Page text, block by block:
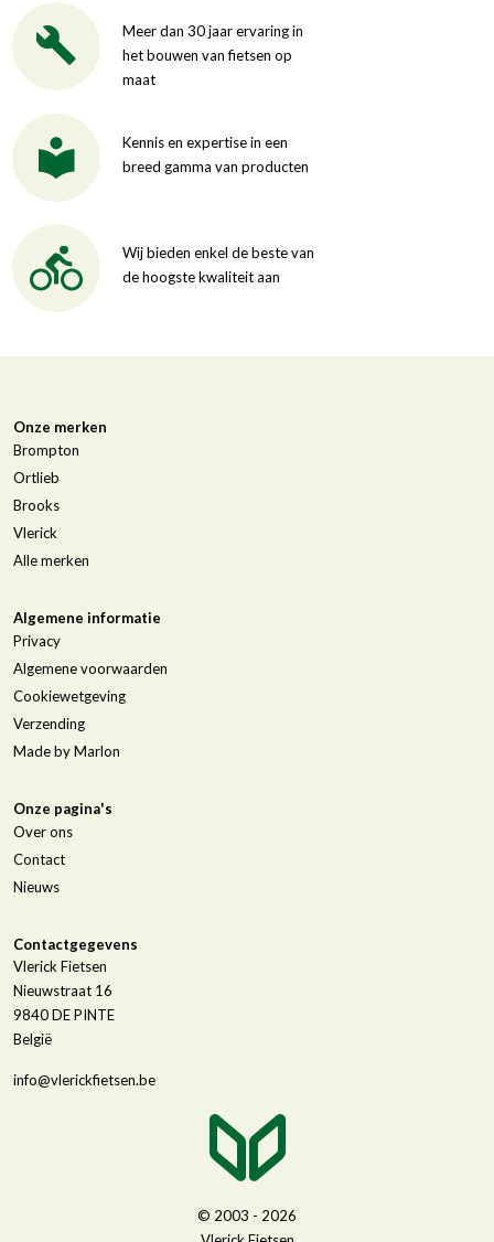
Meer dan 30 jaar ervaring in
het bouwen van fietsen op
maat
Kennis en expertise in een
breed gamma van producten
Wij bieden enkel de beste van
de hoogste kwaliteit aan
Onze merken
Brompton
Ortlieb
Brooks
Vlerick
Alle merken
Algemene informatie
Privacy
Algemene voorwaarden
Cookiewetgeving
Verzending
Made by Marlon
Onze pagina's
Over ons
Contact
Nieuws
Contactgegevens
Vlerick Fietsen
Nieuwstraat 16
9840DE PINTE
België
info@vlerickfietsen.be
© 2003 - 2026